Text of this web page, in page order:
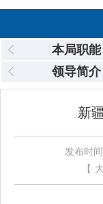
本局职能
领导简介
新
发布时
【 大